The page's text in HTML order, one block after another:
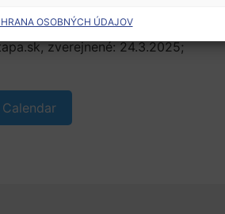
OSOBNÝCH ÚDAJOV
zverejnené: 24.3.2025;